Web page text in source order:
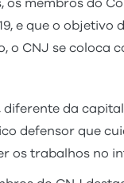
os membros do
e que o
o CNJ se coloca
diferente da
defensor que
os trabalhos no